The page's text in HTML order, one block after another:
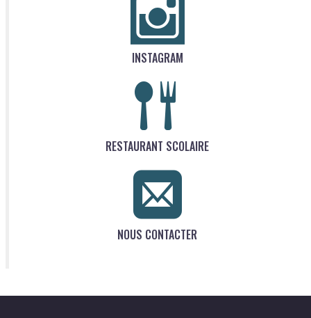
INSTAGRAM
RESTAURANT SCOLAIRE
NOUS CONTACTER